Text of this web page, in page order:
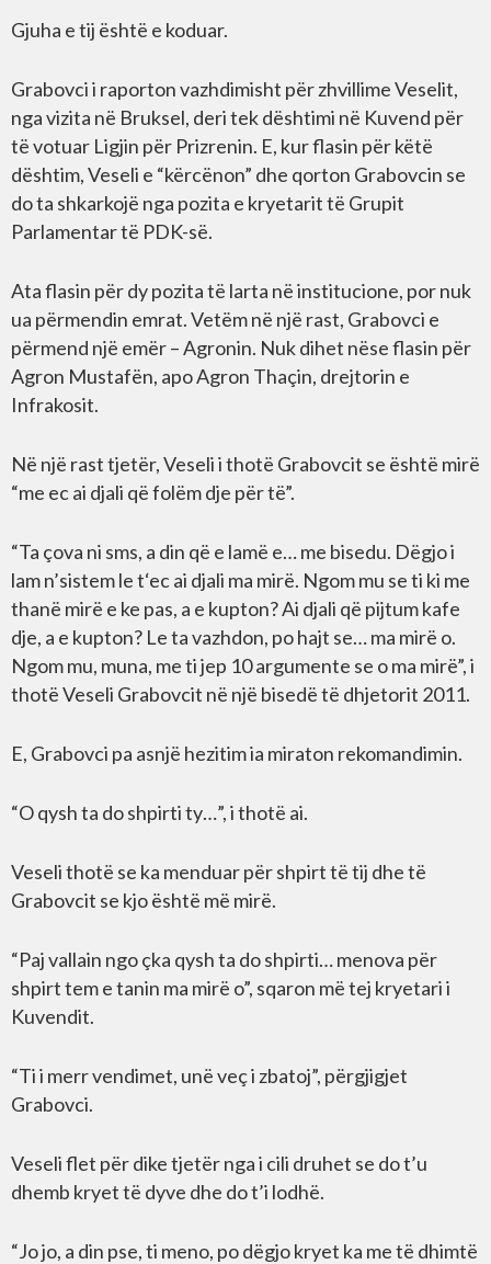
Gjuha e tij është e koduar.
Grabovci i raporton vazhdimisht për zhvillime Veselit,
nga vizita në Bruksel, deri tek dështimi në Kuvend për
të votuar Ligjin për Prizrenin. E, kur flasin për këtë
dështim, Veseli e “kërcënon” dhe qorton Grabovcin se
do ta shkarkojë nga pozita e kryetarit të Grupit
Parlamentar të PDK-së.
Ata flasin për dy pozita të larta në institucione, por nuk
ua përmendin emrat. Vetëm në një rast, Grabovci e
përmend një emër – Agronin. Nuk dihet nëse flasin për
Agron Mustafën, apo Agron Thaçin, drejtorin e
Infrakosit.
Në një rast tjetër, Veseli i thotë Grabovcit se është mirë
“me ec ai djali që folëm dje për të”.
“Ta çova ni sms, a din që e lamë e… me bisedu. Dëgjo i
lam n’sistem le t‘ec ai djali ma mirë. Ngom mu se ti ki me
thanë mirë e ke pas, a e kupton? Ai djali që pijtum kafe
dje, a e kupton? Le ta vazhdon, po hajt se… ma mirë o.
Ngom mu, muna, me ti jep 10 argumente se o ma mirë”, i
thotë Veseli Grabovcit në një bisedë të dhjetorit 2011.
E, Grabovci pa asnjë hezitim ia miraton rekomandimin.
“O qysh ta do shpirti ty…”, i thotë ai.
Veseli thotë se ka menduar për shpirt të tij dhe të
Grabovcit se kjo është më mirë.
“Paj vallain ngo çka qysh ta do shpirti… menova për
shpirt tem e tanin ma mirë o”, sqaron më tej kryetari i
Kuvendit.
“Ti i merr vendimet, unë veç i zbatoj”, përgjigjet
Grabovci.
Veseli flet për dike tjetër nga i cili druhet se do t’u
dhemb kryet të dyve dhe do t’i lodhë.
“Jo jo, a din pse, ti meno, po dëgjo kryet ka me të dhimtë